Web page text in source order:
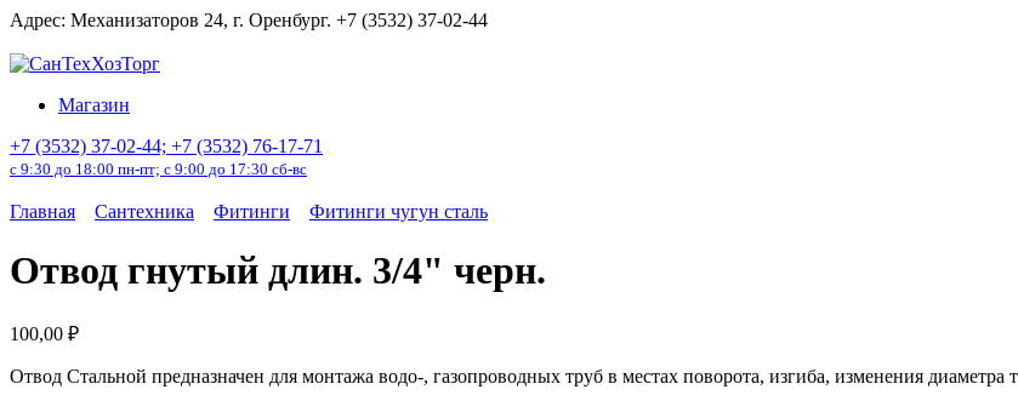
Перейти
содержанию
Адрес: Механизаторов 24, г. Оренбург. +7 (3532) 37-02-44
Магазин
+7 (3532) 37-02-44; +7 (3532) 76-17-71
с 9:30 до 18:00 пн-пт; с 9:00 до 17:30 сб-вс
Главная Сантехника Фитинги Фитинги чугун сталь
Отвод гнутый длин. 3/4" черн.
100,00 ₽
Отвод Стальной предназначен для монтажа водо-, газопроводных труб в местах поворота, изгиба, изменения